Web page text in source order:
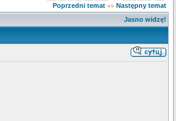
Poprzedni temat «» Następny temat
Jasno widzę!